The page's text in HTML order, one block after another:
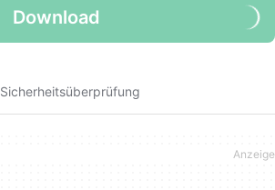
Download
Sicherheitsüberprüfung